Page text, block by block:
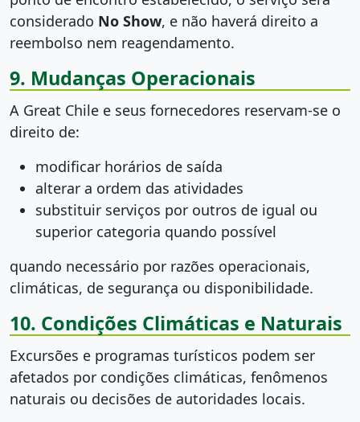
considerado No Show, e não haverá direito a
reembolso nem reagendamento.
9. Mudanças Operacionais
A Great Chile e seus fornecedores reservam-se o
direito de:
modificar horários de saída
alterar a ordem das atividades
substituir serviços por outros de igual ou
superior categoria quando possível
quando necessário por razões operacionais,
climáticas, de segurança ou disponibilidade.
10. Condições Climáticas e Naturais
Excursões e programas turísticos podem ser
afetados por condições climáticas, fenômenos
naturais ou decisões de autoridades locais.